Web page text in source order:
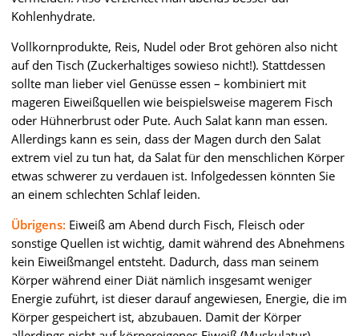
Kohlenhydrate.
Vollkornprodukte, Reis, Nudel oder Brot gehören also nicht
auf den Tisch (Zuckerhaltiges sowieso nicht!). Stattdessen
sollte man lieber viel Genüsse essen – kombiniert mit
mageren Eiweißquellen wie beispielsweise magerem Fisch
oder Hühnerbrust oder Pute. Auch Salat kann man essen.
Allerdings kann es sein, dass der Magen durch den Salat
extrem viel zu tun hat, da Salat für den menschlichen Körper
etwas schwerer zu verdauen ist. Infolgedessen könnten Sie
an einem schlechten Schlaf leiden.
Übrigens: Eiweiß am Abend durch Fisch, Fleisch oder
sonstige Quellen ist wichtig, damit während des Abnehmens
kein Eiweißmangel entsteht. Dadurch, dass man seinem
Körper während einer Diät nämlich insgesamt weniger
Energie zuführt, ist dieser darauf angewiesen, Energie, die im
Körper gespeichert ist, abzubauen. Damit der Körper